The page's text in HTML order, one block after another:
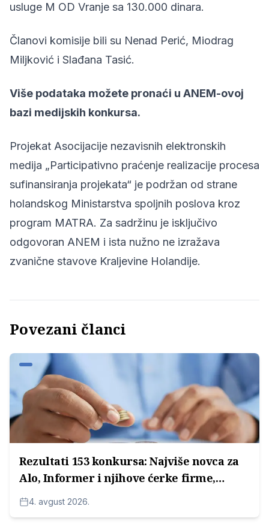
usluge M OD Vranje sa 130.000 dinara.
Članovi komisije bili su Nenad Perić, Miodrag
Miljković i Slađana Tasić.
Više podataka možete pronaći u ANEM-ovoj
bazi medijskih konkursa.
Projekat Asocijacije nezavisnih elektronskih
medija „Participativno praćenje realizacije procesa
sufinansiranja projekata“ je podržan od strane
holandskog Ministarstva spoljnih poslova kroz
program MATRA. Za sadržinu je isključivo
odgovoran ANEM i ista nužno ne izražava
zvanične stavove Kraljevine Holandije.
Povezani članci
Rezultati 153 konkursa: Najviše novca za
Alo, Informer i njihove ćerke firme,
potom za medijske kuće Radoice
Milosavljevića
4. avgust 2026.